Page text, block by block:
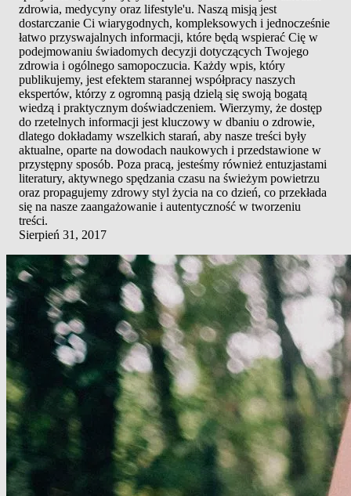
zdrowia, medycyny oraz lifestyle'u. Naszą misją jest
dostarczanie Ci wiarygodnych, kompleksowych i jednocześnie
łatwo przyswajalnych informacji, które będą wspierać Cię w
podejmowaniu świadomych decyzji dotyczących Twojego
zdrowia i ogólnego samopoczucia. Każdy wpis, który
publikujemy, jest efektem starannej współpracy naszych
ekspertów, którzy z ogromną pasją dzielą się swoją bogatą
wiedzą i praktycznym doświadczeniem. Wierzymy, że dostęp
do rzetelnych informacji jest kluczowy w dbaniu o zdrowie,
dlatego dokładamy wszelkich starań, aby nasze treści były
aktualne, oparte na dowodach naukowych i przedstawione w
przystępny sposób. Poza pracą, jesteśmy również entuzjastami
literatury, aktywnego spędzania czasu na świeżym powietrzu
oraz propagujemy zdrowy styl życia na co dzień, co przekłada
się na nasze zaangażowanie i autentyczność w tworzeniu
treści.
Sierpień 31, 2017